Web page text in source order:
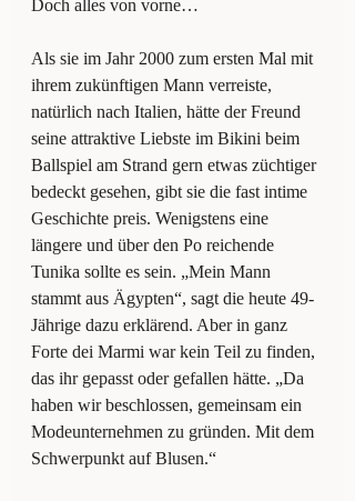
Doch alles von vorne…
Als sie im Jahr 2000 zum ersten Mal mit
ihrem zukünftigen Mann verreiste,
natürlich nach Italien, hätte der Freund
seine attraktive Liebste im Bikini beim
Ballspiel am Strand gern etwas züchtiger
bedeckt gesehen, gibt sie die fast intime
Geschichte preis. Wenigstens eine
längere und über den Po reichende
Tunika sollte es sein. „Mein Mann
stammt aus Ägypten“, sagt die heute 49-
Jährige dazu erklärend. Aber in ganz
Forte dei Marmi war kein Teil zu finden,
das ihr gepasst oder gefallen hätte. „Da
haben wir beschlossen, gemeinsam ein
Modeunternehmen zu gründen. Mit dem
Schwerpunkt auf Blusen.“